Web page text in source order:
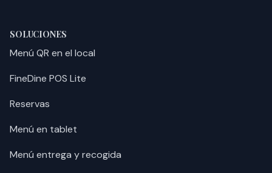
SOLUCIONES
Menú QR en el local
FineDine POS Lite
Reservas
Menú en tablet
Menú entrega y recogida